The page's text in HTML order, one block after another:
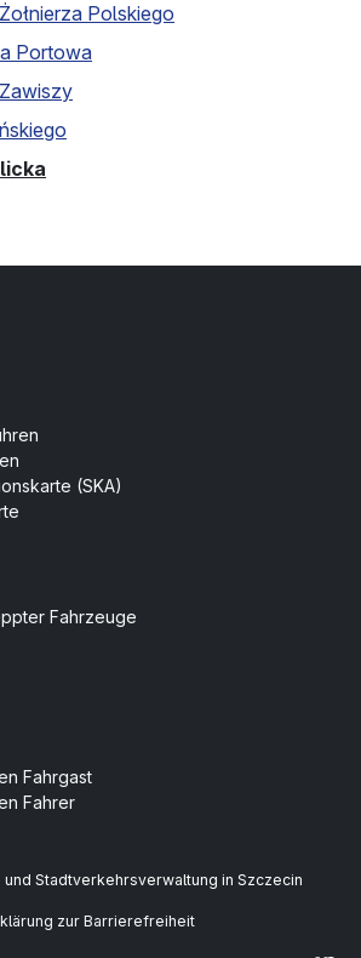
Polskiego
Portowa
(SKA)
Fahrzeuge
Fahrgast
Fahrer
Stadtverkehrsverwaltung in Szczecin
zur Barrierefreiheit